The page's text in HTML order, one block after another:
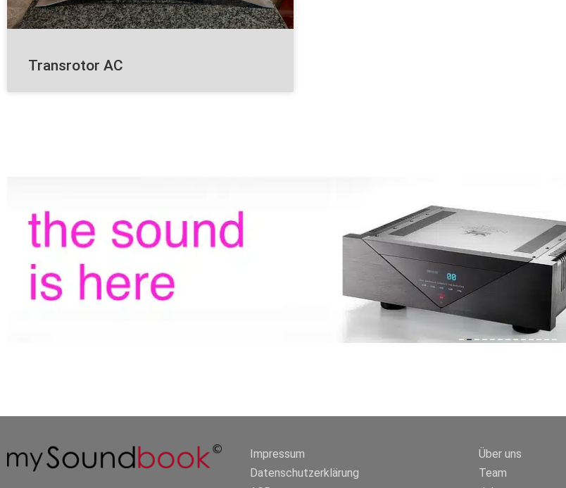
Transrotor AC
Impressum
Datenschutzerklärung
Über uns
Team